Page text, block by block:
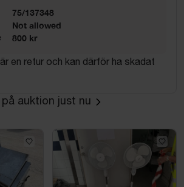
75/137348
Not allowed
800 kr
en retur och kan därför ha skadat
auktion just nu